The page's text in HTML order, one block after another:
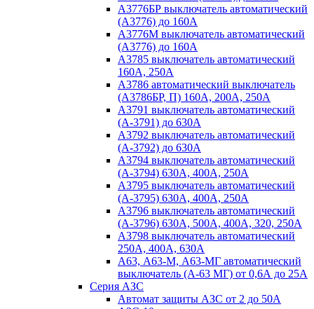
А3776БР выключатель автоматический
(А3776) до 160А
А3776М выключатель автоматический
(А3776) до 160А
А3785 выключатель автоматический
160А, 250А
А3786 автоматический выключатель
(А3786БР, П) 160А, 200А, 250А
А3791 выключатель автоматический
(А-3791) до 630А
А3792 выключатель автоматический
(А-3792) до 630А
А3794 выключатель автоматический
(А-3794) 630А, 400А, 250А
А3795 выключатель автоматический
(А-3795) 630А, 400А, 250А
А3796 выключатель автоматический
(А-3796) 630А, 500А, 400А, 320, 250А
А3798 выключатель автоматический
250А, 400А, 630А
А63, А63-М, А63-МГ автоматический
выключатель (А-63 МГ) от 0,6А до 25А
Серия АЗС
Автомат защиты АЗС от 2 до 50А